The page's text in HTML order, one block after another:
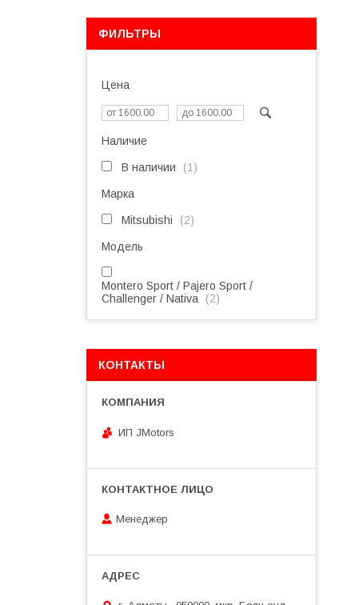
ФИЛЬТРЫ
Цена
Наличие
В наличии 1
Марка
Mitsubishi 2
Модель
Montero Sport / Pajero Sport /
Challenger / Nativa
2
КОНТАКТЫ
ИП JMotors
Менеджер